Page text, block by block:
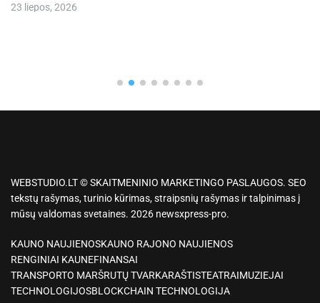
23 liepos, 2026
WEBSTUDIO.LT © SKAITMENINIO MARKETINGO PASLAUGOS. SEO
tekstų rašymas, turinio kūrimas, straipsnių rašymas ir talpinimas į
mūsų valdomas svetaines. 2026 newsxpress-pro.
KAUNO NAUJIENOSKAUNO RAJONO NAUJIENOS
RENGINIAI KAUNEFINANSAI
TRANSPORTO MARŠRUTŲ TVARKARAŠTISTEATRAIMUZIEJAI
TECHNOLOGIJOSBLOCKCHAIN TECHNOLOGIJA